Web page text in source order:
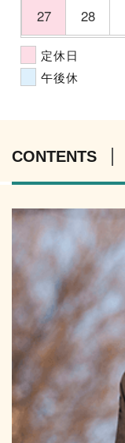
27 28
定休日
午後休
CONTENTS